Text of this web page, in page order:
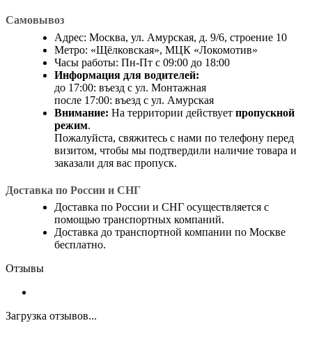
Самовывоз
Адрес: Москва, ул. Амурская, д. 9/6, строение 10
Метро: «Щёлковская», МЦК «Локомотив»
Часы работы: Пн-Пт с 09:00 до 18:00
Информация для водителей:
до 17:00: въезд с ул. Монтажная
после 17:00: въезд с ул. Амурская
Внимание: На территории действует пропускной
режим.
Пожалуйста, свяжитесь с нами по телефону перед
визитом, чтобы мы подтвердили наличие товара и
заказали для вас пропуск.
Доставка по России и СНГ
Доставка по России и СНГ осуществляется с
помощью транспортных компаний.
Доставка до транспортной компании по Москве
бесплатно.
Отзывы
Загрузка отзывов...